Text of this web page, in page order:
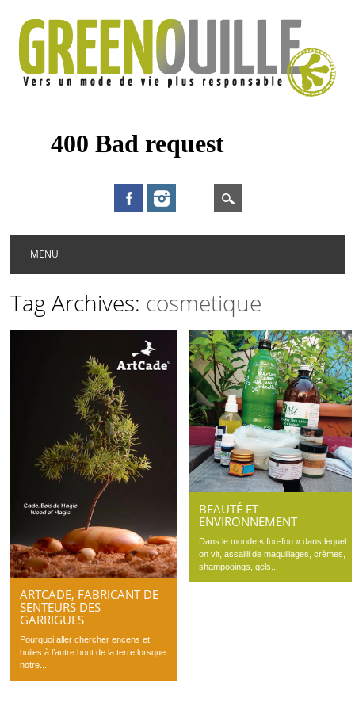
Main menu
MENU
Tag Archives: cosmetique
ARTCADE, FABRICANT DE
SENTEURS DES
GARRIGUES
Pourquoi aller chercher encens et
huiles à l’autre bout de la terre lorsque
notre...
BEAUTÉ ET
ENVIRONNEMENT
Dans le monde « fou-fou » dans lequel
on vit, assailli de maquillages, crèmes,
shampooings, gels...